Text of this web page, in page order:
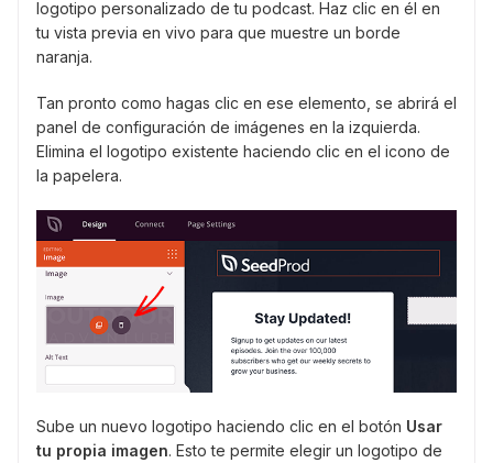
logotipo personalizado de tu podcast. Haz clic en él en
tu vista previa en vivo para que muestre un borde
naranja.
Tan pronto como hagas clic en ese elemento, se abrirá el
panel de configuración de imágenes en la izquierda.
Elimina el logotipo existente haciendo clic en el icono de
la papelera.
Sube un nuevo logotipo haciendo clic en el botón Usar
tu propia imagen. Esto te permite elegir un logotipo de